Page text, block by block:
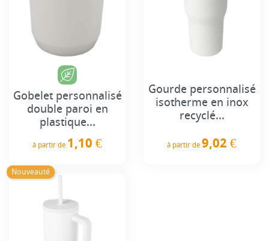
Gobelet personnalisé
double paroi en
plastique...
à partir de 1,10 €
Gourde personnalisé
isotherme en inox
recyclé...
à partir de 9,02 €
Nouveauté